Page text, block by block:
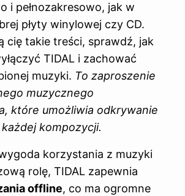
i pełnozakresowo, jak w
płyty winylowej czy CD.
cię takie treści, sprawdź, jak
TIDAL i zachować
muzyki. To zaproszenie
muzycznego
które umożliwia odkrywanie
kompozycji.
korzystania z muzyki
rolę, TIDAL zapewnia
offline, co ma ogromne